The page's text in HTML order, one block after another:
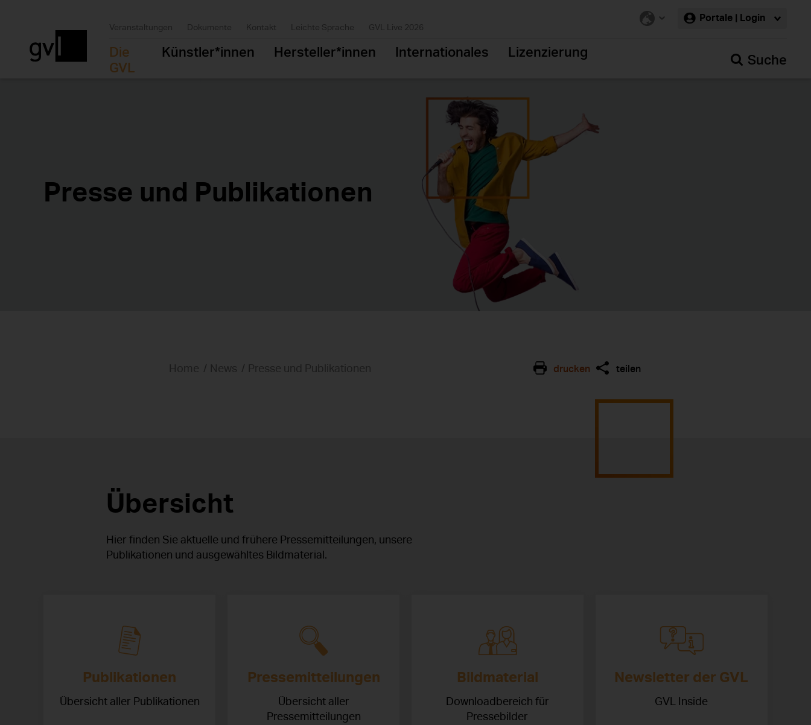
Veranstaltungen Dokumente Kontakt Leichte Sprache GVL Live 2026
Portale | Login
Die
GVL
Künstler*innen Hersteller*innen Internationales Lizenzierung Suche
Presse und Publikationen
Home News Presse und Publikationen drucken teilen
Übersicht
Hier finden Sie aktuelle und frühere Pressemitteilungen, unsere
Publikationen und ausgewähltes Bildmaterial.
Publikationen
Übersicht aller Publikationen
Pressemitteilungen
Übersicht aller
Pressemitteilungen
Bildmaterial
Downloadbereich für
Pressebilder
Newsletter der GVL
GVL Inside